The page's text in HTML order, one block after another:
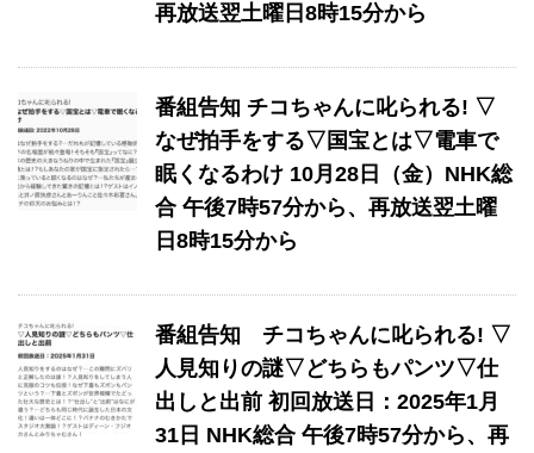
再放送翌土曜日8時15分から
番組告知 チコちゃんに叱られる! ▽
なぜ拍手をする▽国宝とは▽電車で
眠くなるわけ 10月28日（金）NHK総
合 午後7時57分から、再放送翌土曜
日8時15分から
番組告知 チコちゃんに叱られる! ▽
人見知りの謎▽どちらもパンツ▽仕
出しと出前 初回放送日：2025年1月
31日 NHK総合 午後7時57分から、再